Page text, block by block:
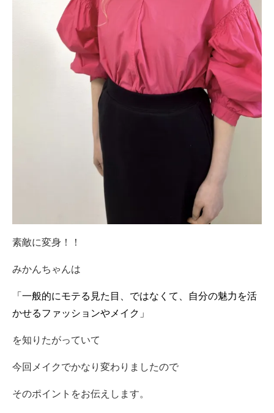
素敵に変身！！
みかんちゃんは
「一般的にモテる見た目、ではなくて、自分の魅力を活
かせるファッションやメイク」
を知りたがっていて
今回メイクでかなり変わりましたので
そのポイントをお伝えします。